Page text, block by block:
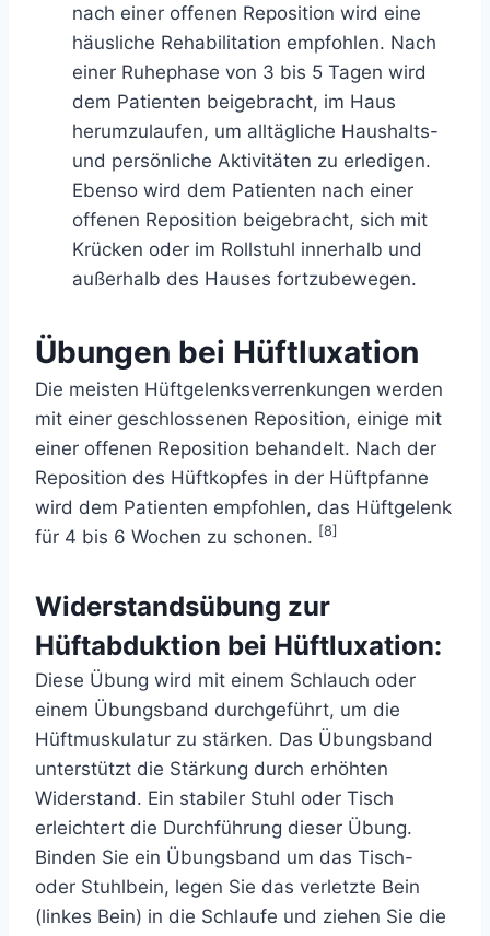
nach einer offenen Reposition wird eine
häusliche Rehabilitation empfohlen. Nach
einer Ruhephase von 3 bis 5 Tagen wird
dem Patienten beigebracht, im Haus
herumzulaufen, um alltägliche Haushalts-
und persönliche Aktivitäten zu erledigen.
Ebenso wird dem Patienten nach einer
offenen Reposition beigebracht, sich mit
Krücken oder im Rollstuhl innerhalb und
außerhalb des Hauses fortzubewegen.
Übungen bei Hüftluxation
Die meisten Hüftgelenksverrenkungen werden
mit einer geschlossenen Reposition, einige mit
einer offenen Reposition behandelt. Nach der
Reposition des Hüftkopfes in der Hüftpfanne
wird dem Patienten empfohlen, das Hüftgelenk
für 4 bis 6 Wochen zu schonen. [8]
Widerstandsübung zur
Hüftabduktion bei Hüftluxation:
Diese Übung wird mit einem Schlauch oder
einem Übungsband durchgeführt, um die
Hüftmuskulatur zu stärken. Das Übungsband
unterstützt die Stärkung durch erhöhten
Widerstand. Ein stabiler Stuhl oder Tisch
erleichtert die Durchführung dieser Übung.
Binden Sie ein Übungsband um das Tisch-
oder Stuhlbein, legen Sie das verletzte Bein
(linkes Bein) in die Schlaufe und ziehen Sie die